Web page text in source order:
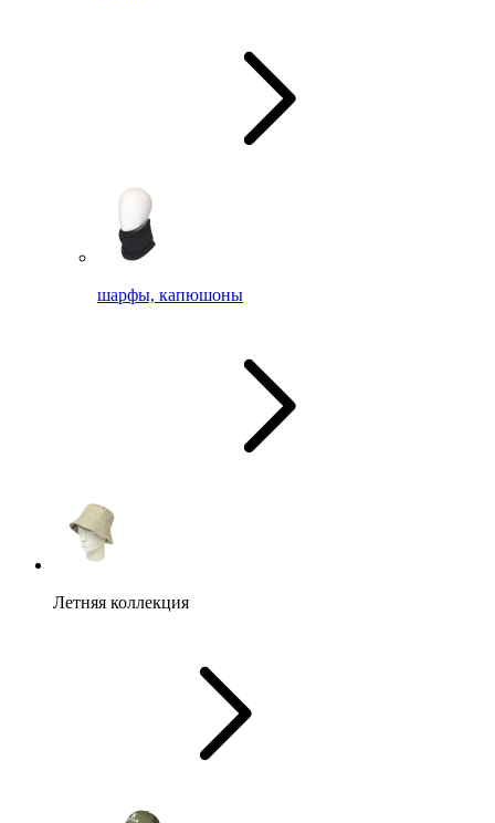
шарфы, капюшоны
Летняя коллекция